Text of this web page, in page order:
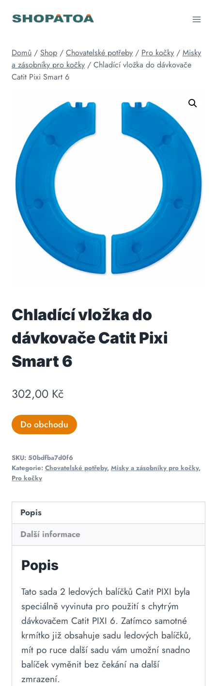
Domů / Shop / Chovatelské potřeby / Pro kočky / Misky
a zásobníky pro kočky / Chladící vložka do dávkovače
Catit Pixi Smart 6
Chladící vložka do
dávkovače Catit Pixi
Smart 6
302,00 Kč
Do obchodu
SKU: 50bdfba7d0f6
Kategorie: Chovatelské potřeby, Misky a zásobníky pro kočky,
Pro kočky
Popis
Další informace
Popis
Tato sada 2 ledových balíčků Catit PIXI byla
speciálně vyvinuta pro použití s chytrým
dávkovačem Catit PIXI 6. Zatímco samotné
krmítko již obsahuje sadu ledových balíčků,
mít po ruce další sadu vám umožní snadno
balíček vyměnit bez čekání na další
zmrazení.